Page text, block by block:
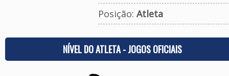
Posição: Atleta
NÍVEL DO ATLETA - JOGOS OFICIAIS